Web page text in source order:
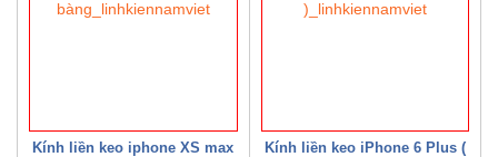
Kính liền keo iphone XS max
Kính liền keo iPhone 6 Plus (